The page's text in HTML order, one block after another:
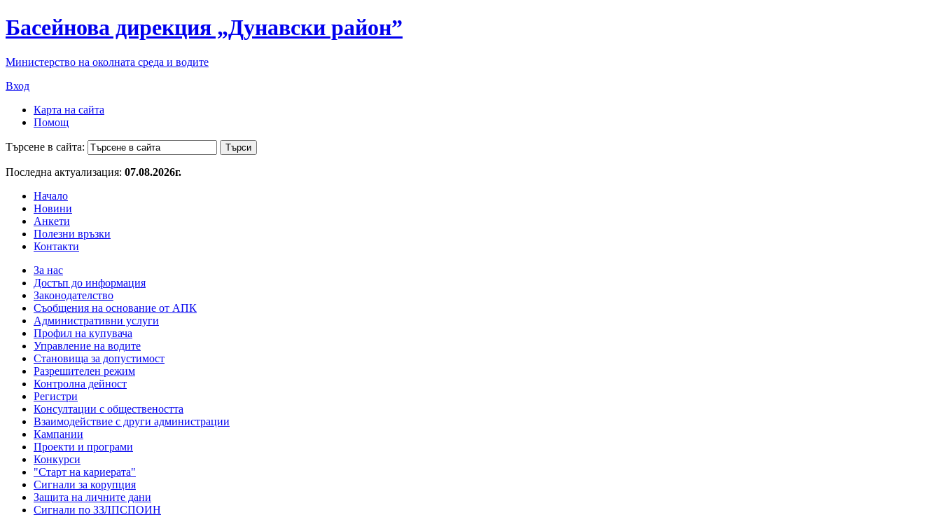
Басейнова дирекция „Дунавски район”
Министерство на околната среда и водите
Вход
Карта на сайта
Помощ
Търсене в сайта:
Последна актуализация: 07.08.2026г.
Начало
Новини
Анкети
Полезни връзки
Контакти
За нас
Достъп до информация
Законодателство
Съобщения на основание от АПК
Административни услуги
Профил на купувача
Управление на водите
Становища за допустимост
Разрешителен режим
Контролна дейност
Регистри
Консултации с обществеността
Взаимодействие с други администрации
Кампании
Проекти и програми
Конкурси
"Старт на кариерата"
Сигнали за корупция
Защита на личните дани
Сигнали по ЗЗЛПСПОИН